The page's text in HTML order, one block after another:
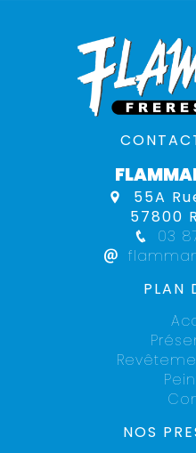
55A
57800
03
PLAN
NOS